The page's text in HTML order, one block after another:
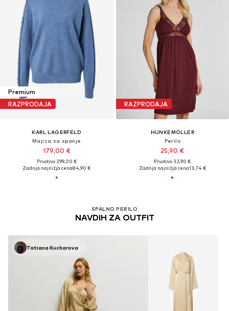
Premium
RAZPRODAJA
KARL LAGERFELD
Majica za spanje
179,00 €
Prvotno: 299,00 €
Zadnja najnižja cena84,90 €
RAZPRODAJA
HUNKEMÖLLER
Perilo
25,90 €
Prvotno: 32,90 €
Zadnja najnižja cena13,74 €
SPALNO PERILO
NAVDIH ZA OUTFIT
Tatiana Kucharova